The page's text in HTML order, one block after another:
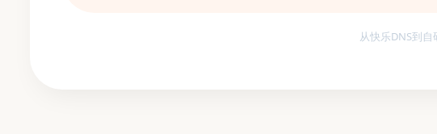
从快乐DNS到自